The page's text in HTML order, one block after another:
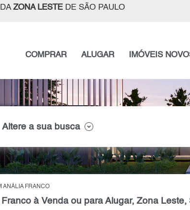
ZONA LESTEDE SÃO PAULO
COMPRAR ALUGAR IMÓVEIS
Altere a sua busca
ANÁLIA FRANCO
Franco à Venda ou para Alugar, Zona